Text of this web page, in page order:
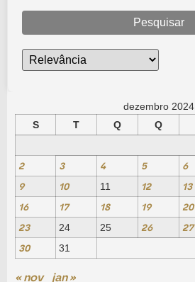
Pesquisar
dezembro 2024
S
T Q Q
2 3 4 5 6
9 10 11 12 13
16 17 18 19 20
23 24 25 26 27
30 31
« nov jan »